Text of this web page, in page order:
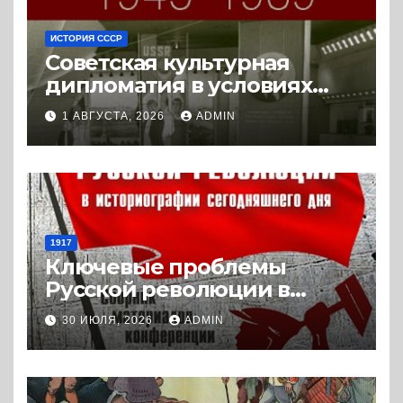
ИСТОРИЯ СССР
Советская культурная
дипломатия в условиях
Холодной войны. 1945-1989.
(2018) * Книга
1 АВГУСТА, 2026 ADMIN
1917
Ключевые проблемы
Русской революции в
историографии
сегодняшнего дня (2024) *
Книга
30 ИЮЛЯ, 2026 ADMIN